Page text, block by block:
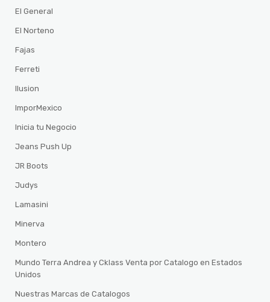
El General
El Norteno
Fajas
Ferreti
Ilusion
ImporMexico
Inicia tu Negocio
Jeans Push Up
JR Boots
Judys
Lamasini
Minerva
Montero
Mundo Terra Andrea y Cklass Venta por Catalogo en Estados
Unidos
Nuestras Marcas de Catalogos